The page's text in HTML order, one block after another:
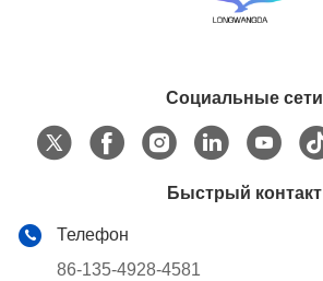
Социальные сети
Быстрый контакт
Телефон
86-135-4928-4581